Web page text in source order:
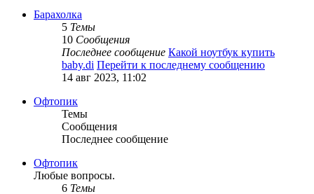
Барахолка
5 Темы
10 Сообщения
Последнее сообщение Какой ноутбук купить
baby.di Перейти к последнему сообщению
14 авг 2023, 11:02
Офтопик
Темы
Сообщения
Последнее сообщение
Офтопик
Любые вопросы.
6 Темы